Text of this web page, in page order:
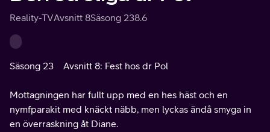
Reality-TVAvsnitt 8Säsong 238.6
Säsong 23 Avsnitt 8: Fest hos dr Pol
Mottagningen har fullt upp med en hes häst och en
nymfparakit med knäckt näbb, men lyckas ändå smyga in
en överraskning åt Diane.